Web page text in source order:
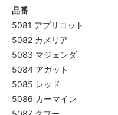
品番
5081 アプリコット
5082 カメリア
5083 マジェンダ
5084 アガット
5085 レッド
5086 カーマイン